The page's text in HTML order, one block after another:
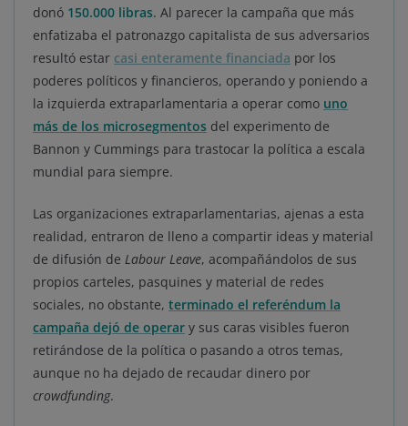
donó 150.000 libras. Al parecer la campaña que más
enfatizaba el patronazgo capitalista de sus adversarios
resultó estar casi enteramente financiada por los
poderes políticos y financieros, operando y poniendo a
la izquierda extraparlamentaria a operar como uno
más de los microsegmentos del experimento de
Bannon y Cummings para trastocar la política a escala
mundial para siempre.
Las organizaciones extraparlamentarias, ajenas a esta
realidad, entraron de lleno a compartir ideas y material
de difusión de Labour Leave, acompañándolos de sus
propios carteles, pasquines y material de redes
sociales, no obstante, terminado el referéndum la
campaña dejó de operar y sus caras visibles fueron
retirándose de la política o pasando a otros temas,
aunque no ha dejado de recaudar dinero por
crowdfunding.